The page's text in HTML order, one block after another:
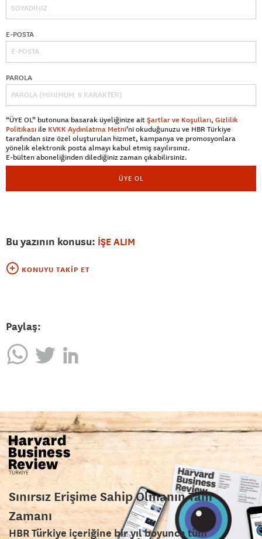
E-POSTA
PAROLA
“ÜYE OL” butonuna basarak üyeliğinize aitŞartlar ve Koşulları, Gizlilik
Politikası ile KVKK Aydınlatma Metni’ni okuduğunuzu ve HBR Türkiye
tarafından size özel oluşturulan hizmet, kampanya ve promosyonlara
yönelik elektronik posta almayı kabul etmiş sayılırsınız.
E-bülten aboneliğinden dilediğiniz zaman çıkabilirsiniz.
ÜYE OL
Bu yazının konusu: İŞE ALIM
KONUYU TAKIP ET
Paylaş:
Sınırsız Erişime Sahip Olmanın Tam
Zamanı
HBR Türkiye içeriğine bir yıl boyunca tüm